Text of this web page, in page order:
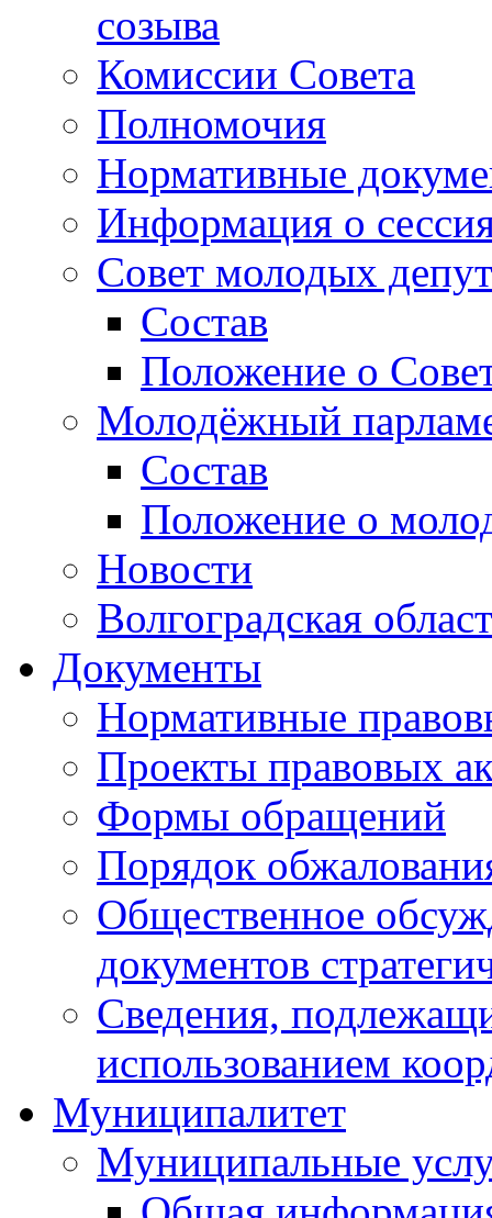
созыва
Комиссии Совета
Полномочия
Нормативные
Информация о
Совет молодых
Состав
Положение о
Молодёжный
Состав
Положение о
Новости
Волгоградская
Документы
Нормативные
Проекты правовых
Формы обращений
Порядок
Общественное
документов
Сведения,
использованием
Муниципалитет
Муниципальные